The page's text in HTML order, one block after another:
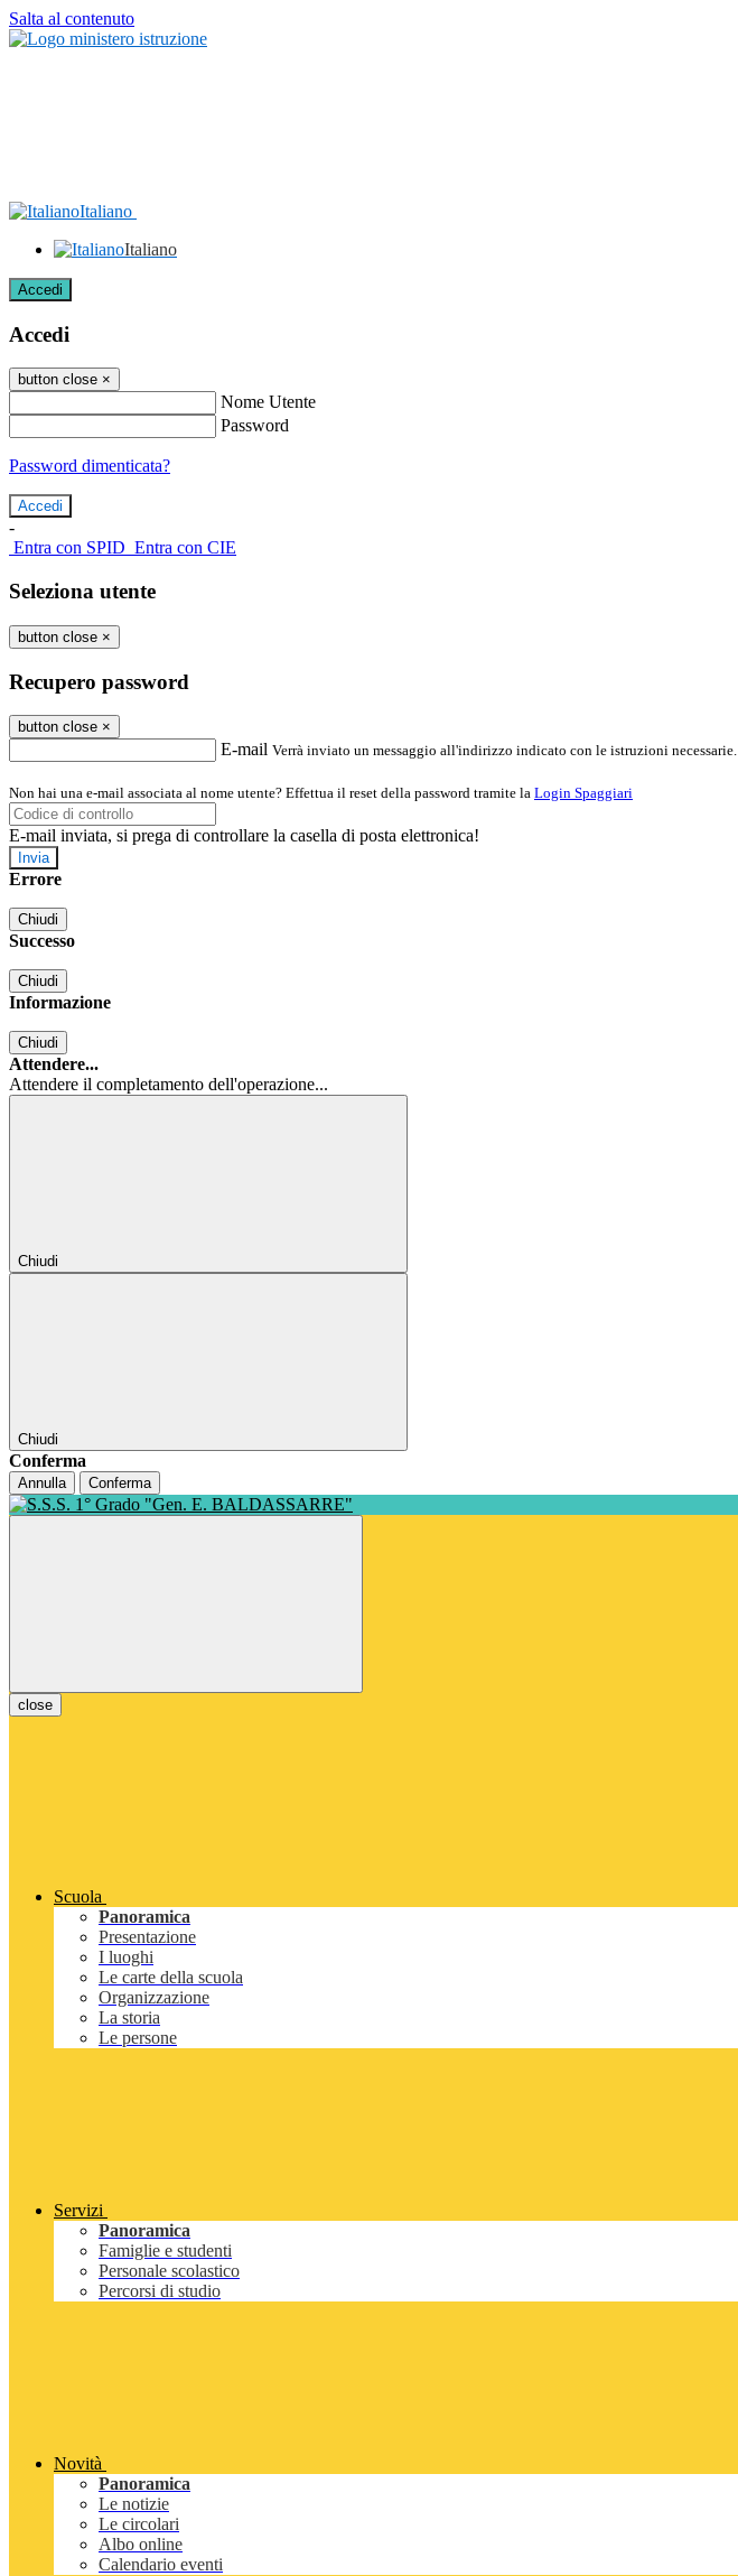
Salta al contenuto
Italiano
Italiano
Accedi
Accedi
button close ×
Nome Utente
Password
Password dimenticata?
-
Entra con SPID Entra con CIE
Seleziona utente
button close ×
Recupero password
button close ×
E-mail Verrà inviato un messaggio all'indirizzo indicato con le istruzioni necessarie.
Non hai una e-mail associata al nome utente? Effettua il reset della password tramite la Login Spaggiari
E-mail inviata, si prega di controllare la casella di posta elettronica!
Errore
Chiudi
Successo
Chiudi
Informazione
Chiudi
Attendere...
Attendere il completamento dell'operazione...
Chiudi
Chiudi
Conferma
Annulla Conferma
close
Scuola
Panoramica
Presentazione
I luoghi
Le carte della scuola
Organizzazione
La storia
Le persone
Servizi
Panoramica
Famiglie e studenti
Personale scolastico
Percorsi di studio
Novità
Panoramica
Le notizie
Le circolari
Albo online
Calendario eventi